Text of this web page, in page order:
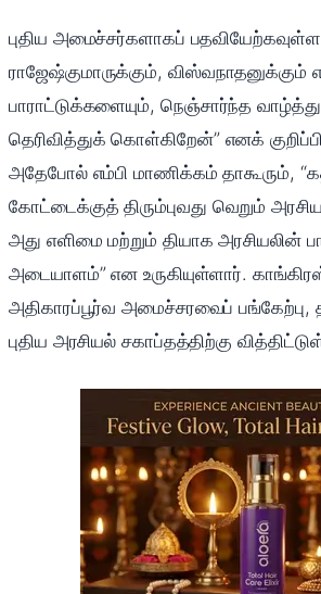
புதிய அமைச்சர்களாகப் பதவியேற்கவுள்ள
ராஜேஷ்குமாருக்கும், விஸ்வநாதனுக்கும்
பாராட்டுக்களையும், நெஞ்சார்ந்த
தெரிவித்துக் கொள்கிறேன்” எனக்
அதேபோல் எம்பி மாணிக்கம் தாகூரும்,
கோட்டைக்குத் திரும்புவது வெறும்
அது எளிமை மற்றும் தியாக அரசியலின்
அடையாளம்” என உருகியுள்ளார்.
அதிகாரப்பூர்வ அமைச்சரவைப் பங்கேற்பு,
புதிய அரசியல் சகாப்தத்திற்கு